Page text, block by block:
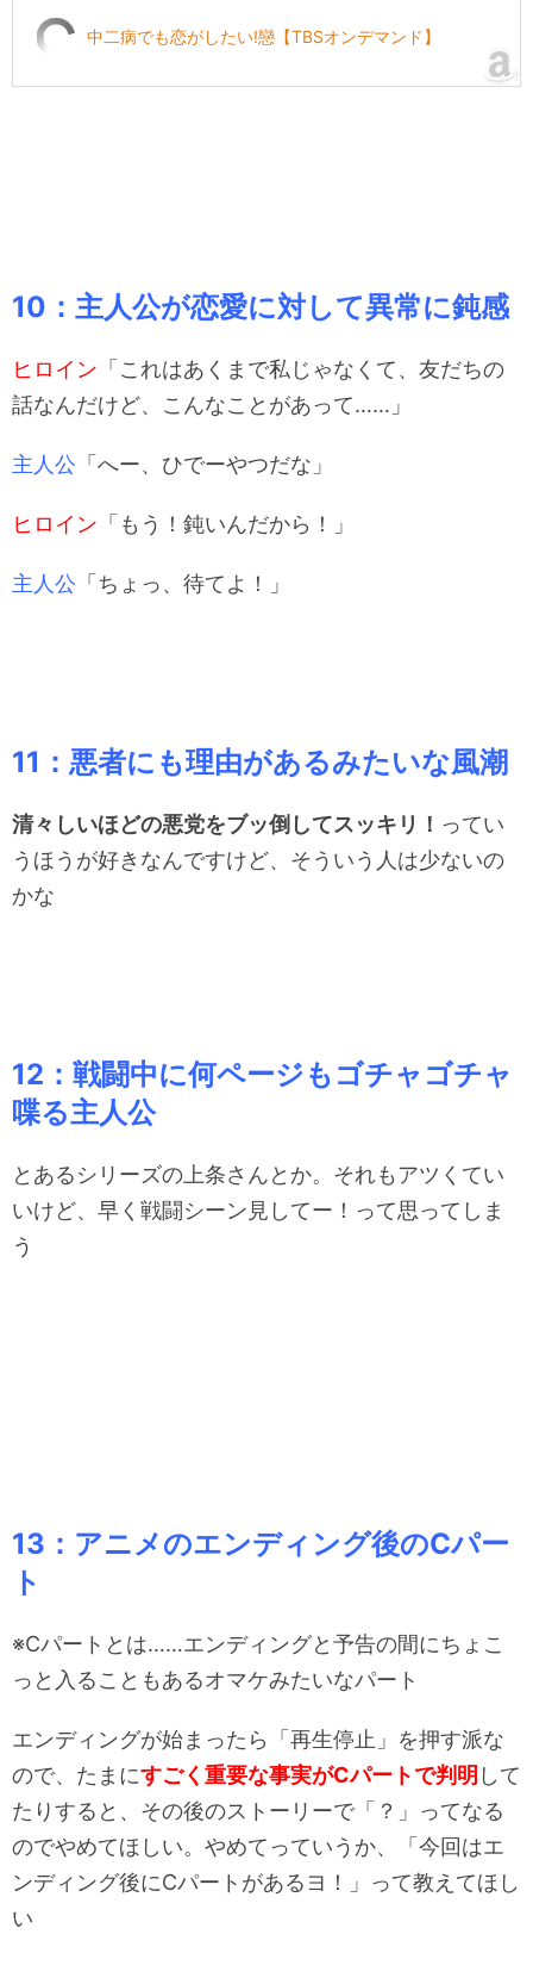
中二病でも恋がしたい!戀【TBSオンデマンド】
10：主人公が恋愛に対して異常に鈍感
ヒロイン 「これはあくまで私じゃなくて、友だちの
話なんだけど、こんなことがあって……」
主人公 「へー、ひでーやつだな」
ヒロイン 「もう！鈍いんだから！」
主人公 「ちょっ、待てよ！」
11：悪者にも理由があるみたいな風潮
清々しいほどの悪党をブッ倒してスッキリ！ ってい
うほうが好きなんですけど、そういう人は少ないの
かな
12：戦闘中に何ページもゴチャゴチャ
喋る主人公
とあるシリーズの上条さんとか。それもアツくてい
いけど、早く戦闘シーン見してー！って思ってしま
う
13：アニメのエンディング後のCパー
ト
※Cパートとは……エンディングと予告の間にちょこ
っと入ることもあるオマケみたいなパート
エンディングが始まったら「再生停止」を押す派な
ので、たまにすごく重要な事実がCパートで判明 して
たりすると、その後のストーリーで「？」ってなる
のでやめてほしい。やめてっていうか、「今回はエ
ンディング後にCパートがあるヨ！」って教えてほし
い